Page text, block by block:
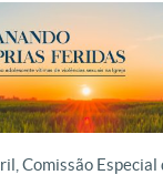
Comissão Especial